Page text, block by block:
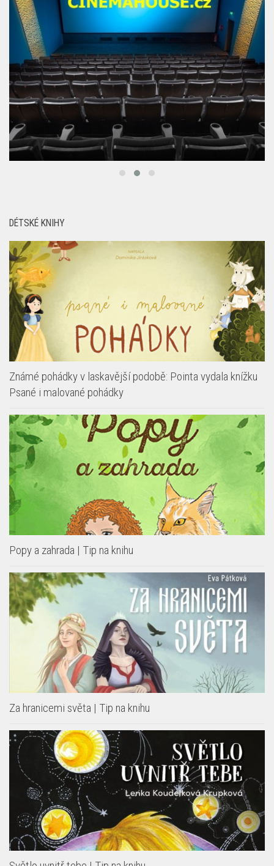
DÉTSKÉ KNIHY
Známé pohádky v laskavější podobě: Pointa vydala knížku
Psané i malované pohádky
Popy a zahrada | Tip na knihu
Za hranicemi světa | Tip na knihu